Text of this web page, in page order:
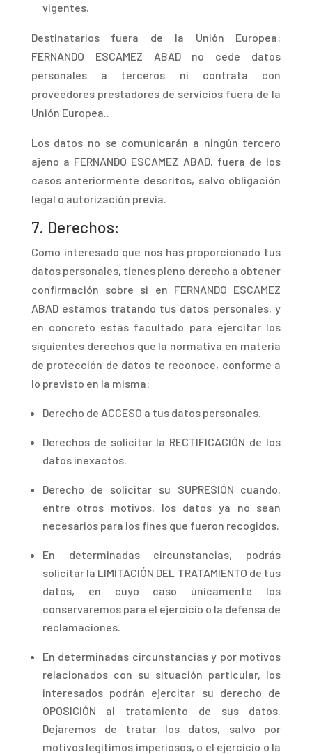
vigentes.
Destinatarios fuera de la Unión Europea:
FERNANDO ESCAMEZ ABAD no cede datos
personales a terceros ni contrata con
proveedores prestadores de servicios fuera de la
Unión Europea..
Los datos no se comunicarán a ningún tercero
ajeno a FERNANDO ESCAMEZ ABAD, fuera de los
casos anteriormente descritos, salvo obligación
legal o autorización previa.
7. Derechos:
Como interesado que nos has proporcionado tus
datos personales, tienes pleno derecho a obtener
confirmación sobre si en FERNANDO ESCAMEZ
ABAD estamos tratando tus datos personales, y
en concreto estás facultado para ejercitar los
siguientes derechos que la normativa en materia
de protección de datos te reconoce, conforme a
lo previsto en la misma:
Derecho de ACCESO a tus datos personales.
Derechos de solicitar la RECTIFICACIÓN de los
datos inexactos.
Derecho de solicitar su SUPRESIÓN cuando,
entre otros motivos, los datos ya no sean
necesarios para los fines que fueron recogidos.
En determinadas circunstancias, podrás
solicitar la LIMITACIÓN DEL TRATAMIENTO de tus
datos, en cuyo caso únicamente los
conservaremos para el ejercicio o la defensa de
reclamaciones.
En determinadas circunstancias y por motivos
relacionados con su situación particular, los
interesados podrán ejercitar su derecho de
OPOSICIÓN al tratamiento de sus datos.
Dejaremos de tratar los datos, salvo por
motivos legítimos imperiosos, o el ejercicio o la